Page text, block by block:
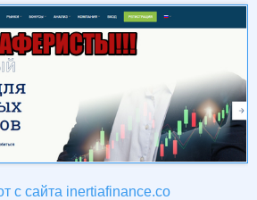
с сайта inertiafinance.co